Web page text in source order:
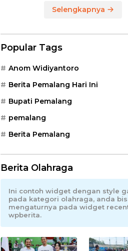
Selengkapnya
Popular Tags
Anom Widiyantoro
Berita Pemalang Hari Ini
Bupati Pemalang
pemalang
Berita Pemalang
Berita Olahraga
Ini contoh widget dengan style
pada kategori olahraga, anda
mengaturnya pada widget
wpberita.